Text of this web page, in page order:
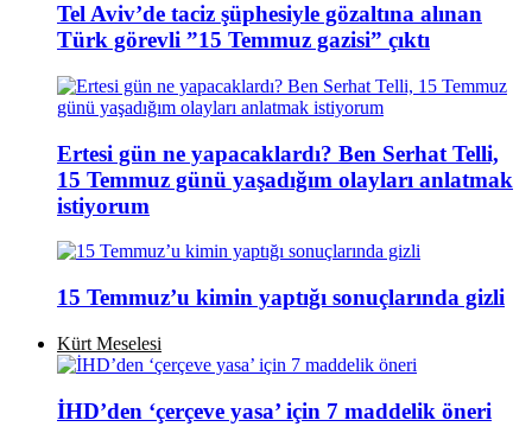
Tel Aviv’de taciz şüphesiyle gözaltına alınan
Türk görevli ”15 Temmuz gazisi” çıktı
Ertesi gün ne yapacaklardı? Ben Serhat Telli,
15 Temmuz günü yaşadığım olayları anlatmak
istiyorum
15 Temmuz’u kimin yaptığı sonuçlarında gizli
Kürt Meselesi
İHD’den ‘çerçeve yasa’ için 7 maddelik öneri